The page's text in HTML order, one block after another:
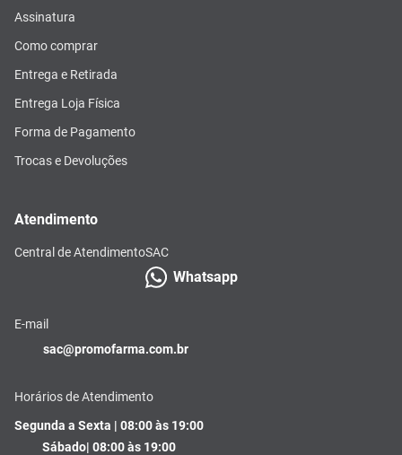
Assinatura
Como comprar
Entrega e Retirada
Entrega Loja Física
Forma de Pagamento
Trocas e Devoluções
Atendimento
Central de AtendimentoSAC
Whatsapp
E-mail
sac@promofarma.com.br
Horários de Atendimento
Segunda a Sexta | 08:00 às 19:00
Sábado| 08:00 às 19:00